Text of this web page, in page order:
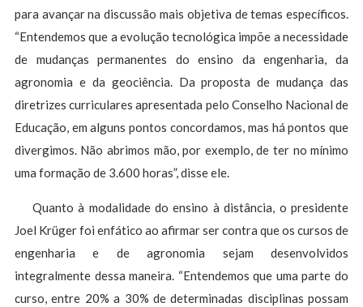
para avançar na discussão mais objetiva de temas específicos.
“Entendemos que a evolução tecnológica impõe a necessidade
de mudanças permanentes do ensino da engenharia, da
agronomia e da geociência. Da proposta de mudança das
diretrizes curriculares apresentada pelo Conselho Nacional de
Educação, em alguns pontos concordamos, mas há pontos que
divergimos. Não abrimos mão, por exemplo, de ter no mínimo
uma formação de 3.600 horas”, disse ele.
Quanto à modalidade do ensino à distância, o presidente
Joel Krüger foi enfático ao afirmar ser contra que os cursos de
engenharia e de agronomia sejam desenvolvidos
integralmente dessa maneira. “Entendemos que uma parte do
curso, entre 20% a 30% de determinadas disciplinas possam